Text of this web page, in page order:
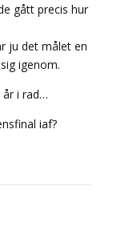
gått precis hur
ju det målet en
igenom.
år i rad…
iaf?